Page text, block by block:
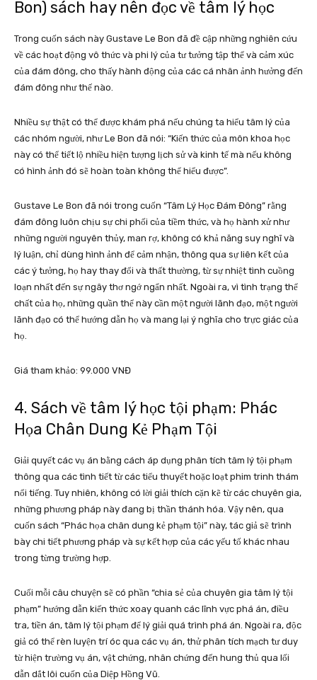
Bon) sách hay nên đọc về tâm lý học
Trong cuốn sách này Gustave Le Bon đã đề cập những nghiên cứu
về các hoạt động vô thức và phi lý của tư tưởng tập thể và cảm xúc
của đám đông, cho thấy hành động của các cá nhân ảnh hưởng đến
đám đông như thế nào.
Nhiều sự thật có thể được khám phá nếu chúng ta hiểu tâm lý của
các nhóm người, như Le Bon đã nói: “Kiến thức của môn khoa học
này có thể tiết lộ nhiều hiện tượng lịch sử và kinh tế mà nếu không
có hình ảnh đó sẽ hoàn toàn không thể hiểu được”.
Gustave Le Bon đã nói trong cuốn “Tâm Lý Học Đám Đông” rằng
đám đông luôn chịu sự chi phối của tiềm thức, và họ hành xử như
những người nguyên thủy, man rợ, không có khả năng suy nghĩ và
lý luận, chỉ dùng hình ảnh để cảm nhận, thông qua sự liên kết của
các ý tưởng, họ hay thay đổi và thất thường, từ sự nhiệt tình cuồng
loạn nhất đến sự ngây thơ ngớ ngẩn nhất. Ngoài ra, vì tình trạng thể
chất của họ, những quần thể này cần một người lãnh đạo, một người
lãnh đạo có thể hướng dẫn họ và mang lại ý nghĩa cho trực giác của
họ.
Giá tham khảo: 99.000 VNĐ
4. Sách về tâm lý học tội phạm: Phác
Họa Chân Dung Kẻ Phạm Tội
Giải quyết các vụ án bằng cách áp dụng phân tích tâm lý tội phạm
thông qua các tình tiết từ các tiểu thuyết hoặc loạt phim trinh thám
nổi tiếng. Tuy nhiên, không có lời giải thích cặn kẽ từ các chuyên gia,
những phương pháp này đang bị thần thánh hóa. Vậy nên, qua
cuốn sách “Phác họa chân dung kẻ phạm tội” này, tác giả sẽ trình
bày chi tiết phương pháp và sự kết hợp của các yếu tố khác nhau
trong từng trường hợp.
Cuối mỗi câu chuyện sẽ có phần “chia sẻ của chuyên gia tâm lý tội
phạm” hướng dẫn kiến ​​thức xoay quanh các lĩnh vực phá án, điều
tra, tiền án, tâm lý tội phạm để lý giải quá trình phá án. Ngoài ra, độc
giả có thể rèn luyện trí óc qua các vụ án, thử phân tích mạch tư duy
từ hiện trường vụ án, vật chứng, nhân chứng đến hung thủ qua lối
dẫn dắt lôi cuốn của Diệp Hồng Vũ.